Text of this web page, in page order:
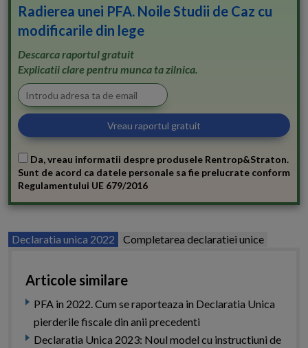
Radierea unei PFA. Noile Studii de Caz cu
modificarile din lege
Descarca raportul gratuit
Explicatii clare pentru munca ta zilnica.
Da, vreau informatii despre produsele Rentrop&Straton.
Sunt de acord ca datele personale sa fie prelucrate conform
Regulamentului UE 679/2016
Declaratia unica 2022 Completarea declaratiei unice
Articole similare
PFA in 2022. Cum se raporteaza in Declaratia Unica
pierderile fiscale din anii precedenti
Declaratia Unica 2023: Noul model cu instructiuni de